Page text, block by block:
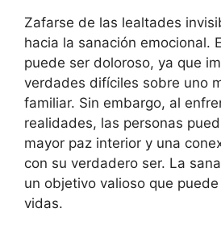
Zafarse de las lealtades
hacia la sanación emocional.
puede ser doloroso, ya que
verdades difíciles sobre uno
familiar. Sin embargo, al
realidades, las personas
mayor paz interior y una
con su verdadero ser. La
un objetivo valioso que
vidas.